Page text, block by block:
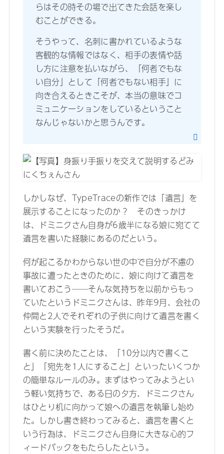
らはその時その場で出てきた会話を楽し
むことができる。
そうやって、名刺に書かれているような
客観的な情報ではなく、相手の表情や話
し方に注意を払いながら、「何者でもな
い自分」として「何者でもない相手」に
向き合えるときこそが、本当の意味でコ
ミュニケーションをしているということ
なんじゃないかと思うんです。
しかしなぜ、TypeTraceの新作では「遺言」を
展示することになったのか？ そのきっかけ
は、ドミニクさん自身が6歳半になる娘に宛てて
遺言を書いた経験にあるのだという。
何が起こるかわからない世の中で自分が不慮の
事故に遭ったときのために、娘に向けて遺言を
書いておこう──そんな気持ちを以前からもっ
ていたというドミニクさんは、昨年9月、会社の
仲間と2人でそれぞれの子供に向けて遺言を書く
という実験を行ったそうだ。
書く前に決めたことは、「10分以内で書くこ
と」「宛先を1人にすること」といったいくつか
の簡単なルールのみ。まずはやってみようとい
う軽い気持ちで、ある日の夕方、ドミニクさん
はひとり机に向かって娘への遺言を執筆し始め
た。しかし書き終わってみると、遺言を書くと
いう行為は、ドミニクさん自身に大きな心的フ
ィードバックをもたらしたという。